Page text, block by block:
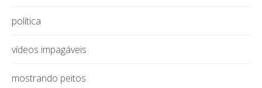
política
vídeos impagáveis
mostrando peitos